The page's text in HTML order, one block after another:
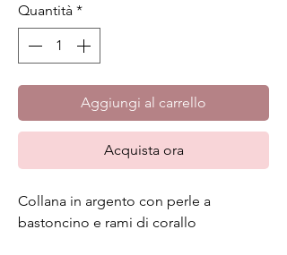
Quantità *
Aggiungi al carrello
Acquista ora
Collana in argento con perle a
bastoncino e rami di corallo